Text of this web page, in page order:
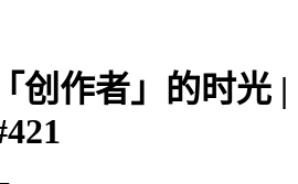
创作者」的时光 |